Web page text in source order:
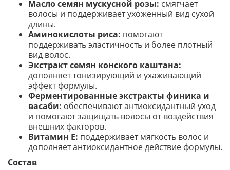
Масло семян мускусной розы: смягчает
волосы и поддерживает ухоженный вид сухой
длины.
Аминокислоты риса: помогают
поддерживать эластичность и более плотный
вид волос.
Экстракт семян конского каштана:
дополняет тонизирующий и ухаживающий
эффект формулы.
Ферментированные экстракты финика и
васаби: обеспечивают антиоксидантный уход
и помогают защищать волосы от воздействия
внешних факторов.
Витамин Е: поддерживает мягкость волос и
дополняет антиоксидантное действие формулы.
Состав